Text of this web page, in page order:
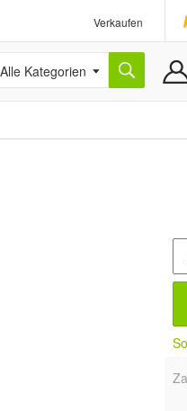
Verkaufen
Alle Kategorien